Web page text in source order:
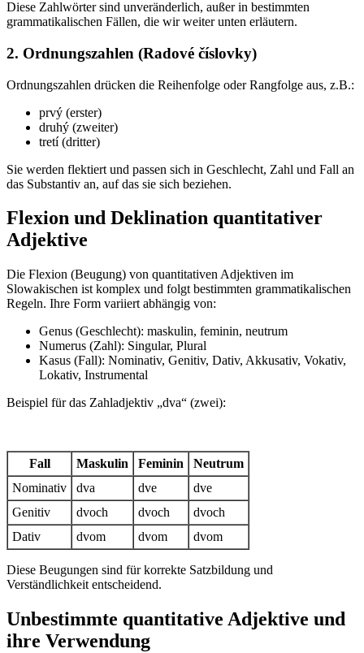
Diese Zahlwörter sind unveränderlich, außer in bestimmten
grammatikalischen Fällen, die wir weiter unten erläutern.
2. Ordnungszahlen (Radové číslovky)
Ordnungszahlen drücken die Reihenfolge oder Rangfolge aus, z.B.:
prvý (erster)
druhý (zweiter)
tretí (dritter)
Sie werden flektiert und passen sich in Geschlecht, Zahl und Fall an
das Substantiv an, auf das sie sich beziehen.
Flexion und Deklination quantitativer
Adjektive
Die Flexion (Beugung) von quantitativen Adjektiven im
Slowakischen ist komplex und folgt bestimmten grammatikalischen
Regeln. Ihre Form variiert abhängig von:
Genus (Geschlecht): maskulin, feminin, neutrum
Numerus (Zahl): Singular, Plural
Kasus (Fall): Nominativ, Genitiv, Dativ, Akkusativ, Vokativ,
Lokativ, Instrumental
Beispiel für das Zahladjektiv „dva“ (zwei):
Fall Maskulin Feminin
Neutrum
Nominativ
dva dve
dve
Genitiv
dvoch dvoch
dvoch
Dativ
dvom dvom dvom
Diese Beugungen sind für korrekte Satzbildung und
Verständlichkeit entscheidend.
Unbestimmte quantitative Adjektive und
ihre Verwendung